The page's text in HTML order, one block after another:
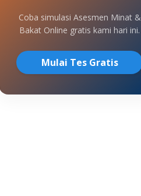
Coba simulasi Asesmen Minat &
Bakat Online gratis kami hari ini.
Mulai Tes Gratis